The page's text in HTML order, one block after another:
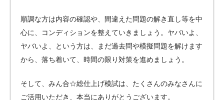
順調な方は内容の確認や、間違えた問題の解き直し等を中
心に、コンディションを整えていきましょう。ヤバいよ、
ヤバいよ、という方は、まだ過去問や模擬問題を解けます
から、落ち着いて、時間の限り対策を進めましょう。
そして、みん合☆総仕上げ模試は、たくさんのみなさんに
ご活用いただき、本当にありがとうございます。